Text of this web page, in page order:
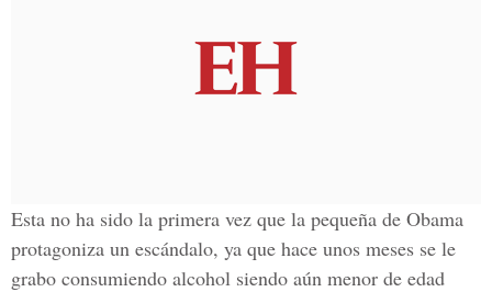
Esta no ha sido la primera vez que la pequeña de Obama
protagoniza un escándalo, ya que hace unos meses se le
grabo consumiendo alcohol siendo aún menor de edad